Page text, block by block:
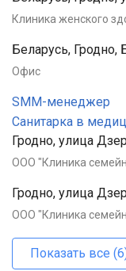
Клиника женского
Беларусь, Гродно,
Офис
SMM-менеджер
Санитарка в
Гродно, улица
ООО "Клиника
Гродно, улица
ООО "Клиника
Показать все